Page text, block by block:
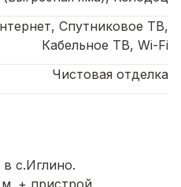
Спутниковое ТВ,
Кабельное ТВ, Wi-Fi
Чистовая отделка
с.Иглино.
+ пристрой,